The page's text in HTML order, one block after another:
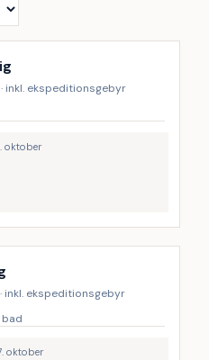
inkl. ekspeditionsgebyr
oktober
· inkl. ekspeditionsgebyr
bad
oktober